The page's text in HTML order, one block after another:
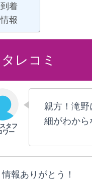
到着
情報
タレコミ
親方！滝
細がわから
情報ありがとう！